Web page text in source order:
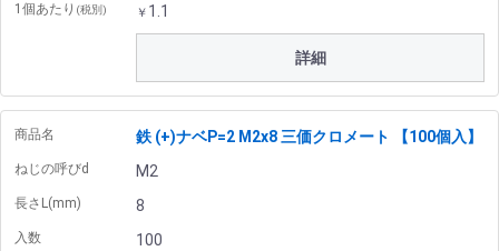
1個あたり (税別) ￥ 1.1
詳細
商品名 鉄 (+)ナベP=2 M2x8 三価クロメート 【100個入】
ねじの呼びd M2
長さL(mm) 8
入数 100